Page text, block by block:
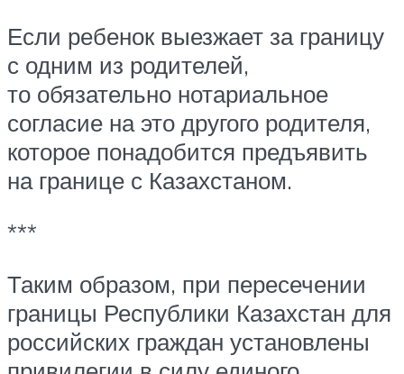
Если ребенок выезжает за границу
с одним из родителей,
то обязательно нотариальное
согласие на это другого родителя,
которое понадобится предъявить
на границе с Казахстаном.
***
Таким образом, при пересечении
границы Республики Казахстан для
российских граждан установлены